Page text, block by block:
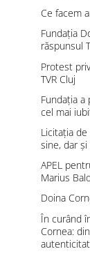
Ce facem
Fundația
răspunsul
Protest
TVR Cluj
Fundaţia
cel mai
Licitația
sine, dar
APEL
Marius
Doina
În curând
Cornea: